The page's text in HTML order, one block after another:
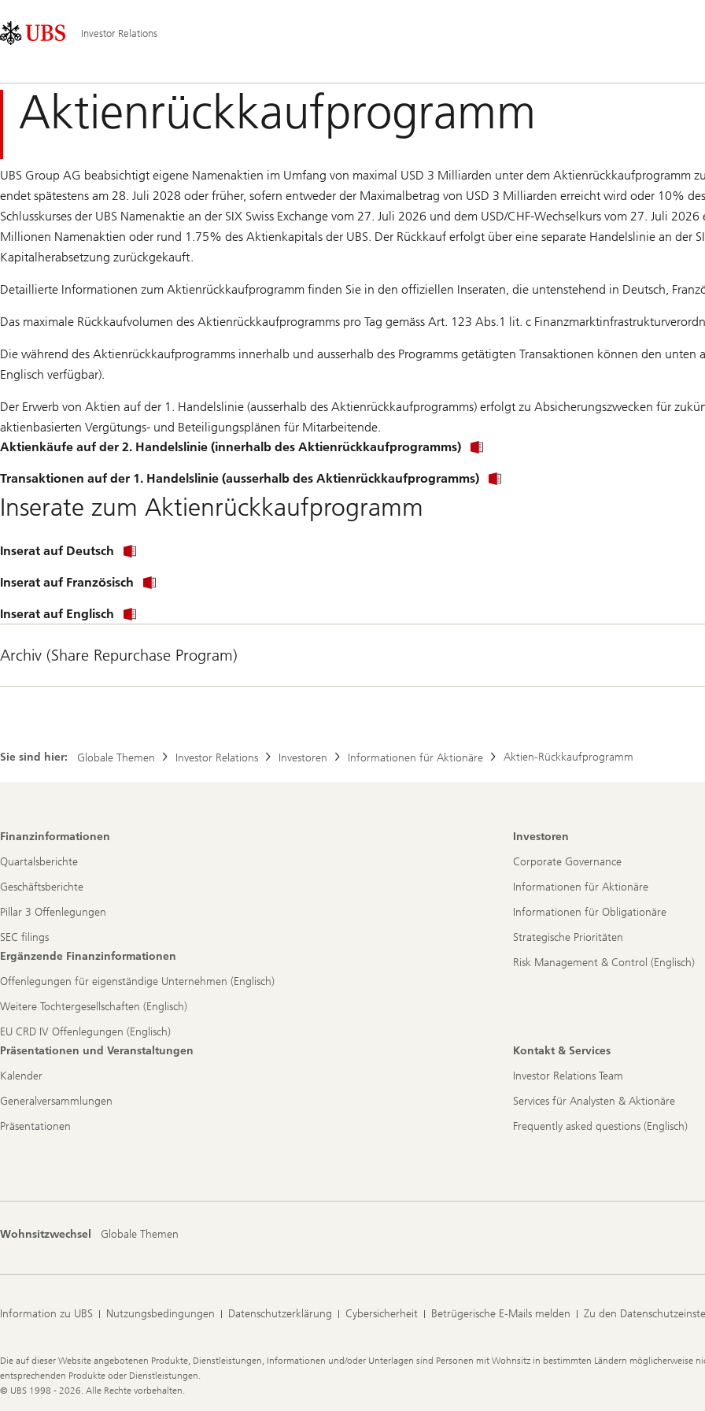
Area
Investor Relations
Aktienrückkaufprogramm
UBS Group AG beabsichtigt eigene Namenaktien im Umfang von maximal USD 3 Milliarden unter dem Aktienrückkaufprogramm
endet spätestens am 28. Juli 2028 oder früher, sofern entweder der Maximalbetrag von USD 3 Milliarden erreicht wird oder 10%
Schlusskurses der UBS Namenaktie an der SIX Swiss Exchange vom 27. Juli 2026 und dem USD/CHF-Wechselkurs vom 27. Juli
Millionen Namenaktien oder rund 1.75% des Aktienkapitals der UBS. Der Rückkauf erfolgt über eine separate Handelslinie an der
Kapitalherabsetzung zurückgekauft.
Detaillierte Informationen zum Aktienrückkaufprogramm ﬁnden Sie in den ofﬁziellen Inseraten, die untenstehend in Deutsch,
Das maximale Rückkaufvolumen des Aktienrückkaufprogramms pro Tag gemäss Art. 123 Abs.1 lit. c
Die während des Aktienrückkaufprogramms innerhalb und ausserhalb des Programms getätigten Transaktionen können den
Englisch verfügbar).
Der Erwerb von Aktien auf der 1. Handelslinie (ausserhalb des Aktienrückkaufprogramms) erfolgt zu Absicherungszwecken für
aktienbasierten Vergütungs- und Beteiligungsplänen für Mitarbeitende.
Aktienkäufe auf der 2. Handelslinie (innerhalb des Aktienrückkaufprogramms)
Transaktionen auf der 1. Handelslinie (ausserhalb des Aktienrückkaufprogramms)
Inserate zum Aktienrückkaufprogramm
Inserat auf Deutsch
Inserat auf Französisch
Inserat auf Englisch
Archiv (Share Repurchase Program)
Sie sind hier: Globale Themen Investor Relations Investoren Informationen für Aktionäre Aktien-Rückkaufprogramm
Footer
Finanzinformationen
Quartalsberichte
Geschäftsberichte
Pillar 3 Offenlegungen
SEC filings
Ergänzende Finanzinformationen
Offenlegungen für eigenständige Unternehmen (Englisch)
Weitere Tochtergesellschaften (Englisch)
EU CRD IV Offenlegungen (Englisch)
Investoren
Corporate Governance
Informationen für Aktionäre
Informationen für Obligationäre
Strategische Prioritäten
Risk Management & Control (Englisch)
Präsentationen und Veranstaltungen
Kalender
Generalversammlungen
Präsentationen
Kontakt & Services
Investor Relations Team
Services für Analysten & Aktionäre
Frequently asked questions (Englisch)
Wohnsitzwechsel Globale Themen
Information zu UBS Nutzungsbedingungen Datenschutzerklärung Cybersicherheit Betrügerische E-Mails melden Zu den
Legal
Information
Die auf dieser Website angebotenen Produkte, Dienstleistungen, Informationen und/oder Unterlagen sind Personen mit Wohnsitz in bestimmten Ländern möglicherweise
entsprechenden Produkte oder Dienstleistungen.
© UBS 1998 - 2026. Alle Rechte vorbehalten.